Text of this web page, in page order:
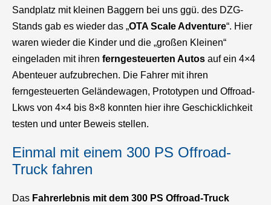
Sandplatz mit kleinen Baggern bei uns ggü. des DZG-
Stands gab es wieder das „OTA Scale Adventure“. Hier
waren wieder die Kinder und die „großen Kleinen“
eingeladen mit ihren ferngesteuerten Autos auf ein 4×4
Abenteuer aufzubrechen. Die Fahrer mit ihren
ferngesteuerten Geländewagen, Prototypen und Offroad-
Lkws von 4×4 bis 8×8 konnten hier ihre Geschicklichkeit
testen und unter Beweis stellen.
Einmal mit einem 300 PS Offroad-
Truck fahren
Das Fahrerlebnis mit dem 300 PS Offroad-Truck